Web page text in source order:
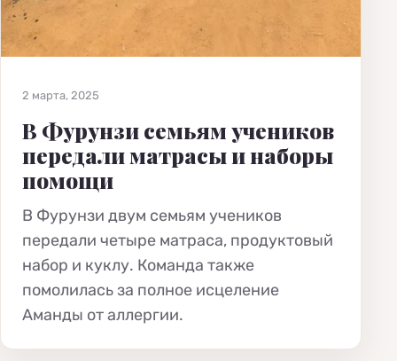
2 марта, 2025
В Фурунзи семьям учеников
передали матрасы и наборы
помощи
В Фурунзи двум семьям учеников
передали четыре матраса, продуктовый
набор и куклу. Команда также
помолилась за полное исцеление
Аманды от аллергии.